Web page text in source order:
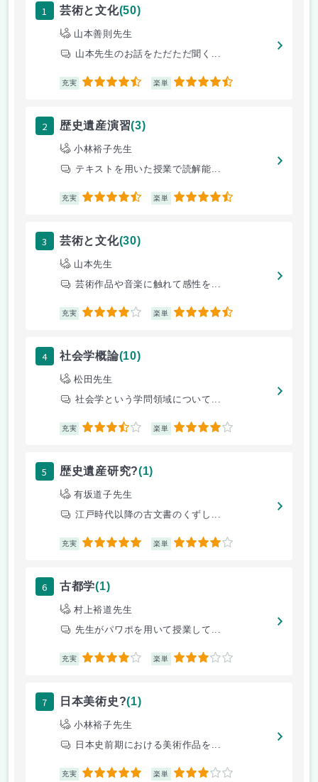
1 芸術と文化(50)
山本善則先生
山本先生のお話をただただ聞く...
充実 4.5 楽単 4.5
2 歴史遺産演習(3)
小林裕子先生
テキストを用いた授業で読解能...
充実 4.5 楽単 4.5
3 芸術と文化(30)
山本先生
芸術作品や音楽に触れて感性を...
充実 4 楽単 4.5
4 社会学概論(10)
松田先生
社会学という学問領域について...
充実 3.5 楽単 4
5 歴史遺産研究?(1)
有坂道子先生
江戸時代以降の古文書のくずし...
充実 5 楽単 4
6 古都学(1)
村上裕道先生
先生がパワポを用いて授業して...
充実 4 楽単 3
7 日本美術史?(1)
小林裕子先生
日本史前期における美術作品を...
充実 5 楽単 3